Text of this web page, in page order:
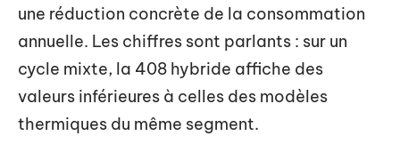
une réduction concrète de la consommation
annuelle. Les chiffres sont parlants : sur un
cycle mixte, la 408 hybride affiche des
valeurs inférieures à celles des modèles
thermiques du même segment.